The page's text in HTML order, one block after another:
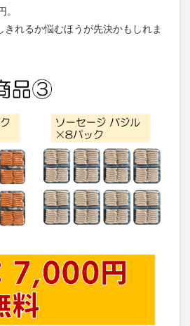
れるか悩むほうが先決かもしれま